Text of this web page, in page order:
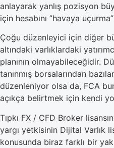
anlayarak yanlış pozisyon
için hesabını ”havaya
Çoğu düzenleyici için diğer
altındaki varlıklardaki
planının olmayabileceğidir.
tanınmış borsalarından
düzenleniyor olsa da, FCA
açıkça belirtmek için kendi
Tıpkı FX / CFD Broker
yargı yetkisinin Dijital Varlık
konusunda biraz farklı bir